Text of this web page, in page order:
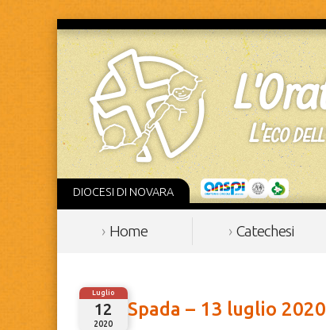
DIOCESI DI NOVARA
Home Catechesi
Luglio
12
2020
Spada – 13 luglio 2020